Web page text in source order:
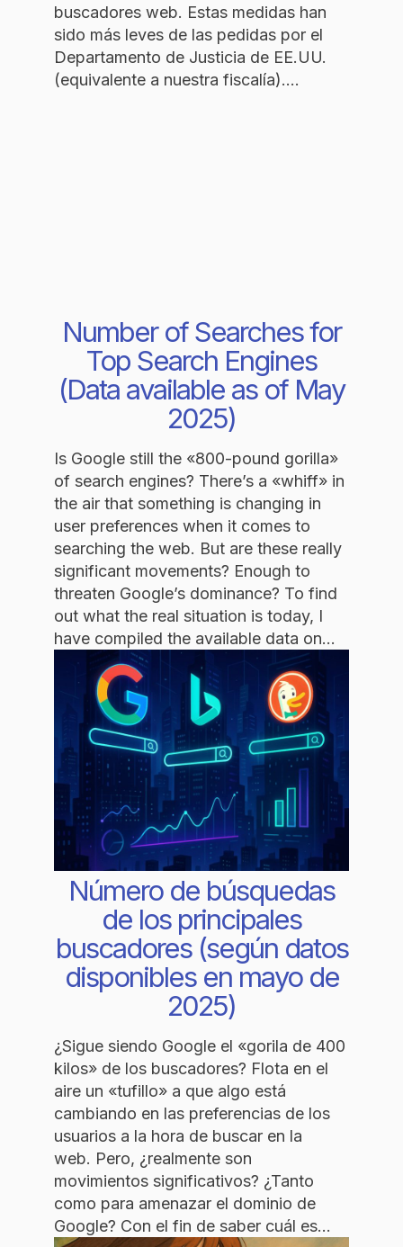
buscadores web. Estas medidas han
sido más leves de las pedidas por el
Departamento de Justicia de EE.UU.
(equivalente a nuestra fiscalía).…
Number of Searches for
Top Search Engines
(Data available as of May
2025)
Is Google still the «800-pound gorilla»
of search engines? There’s a «whiff» in
the air that something is changing in
user preferences when it comes to
searching the web. But are these really
significant movements? Enough to
threaten Google’s dominance? To find
out what the real situation is today, I
have compiled the available data on…
Número de búsquedas
de los principales
buscadores (según datos
disponibles en mayo de
2025)
¿Sigue siendo Google el «gorila de 400
kilos» de los buscadores? Flota en el
aire un «tufillo» a que algo está
cambiando en las preferencias de los
usuarios a la hora de buscar en la
web. Pero, ¿realmente son
movimientos significativos? ¿Tanto
como para amenazar el dominio de
Google? Con el fin de saber cuál es…